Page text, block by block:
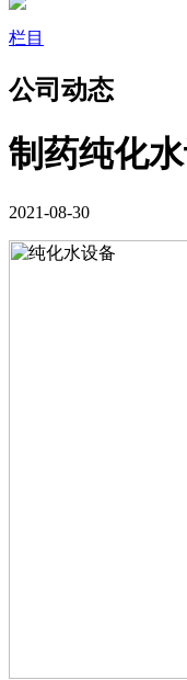
栏目
公司动态
制药纯化
2021-08-30